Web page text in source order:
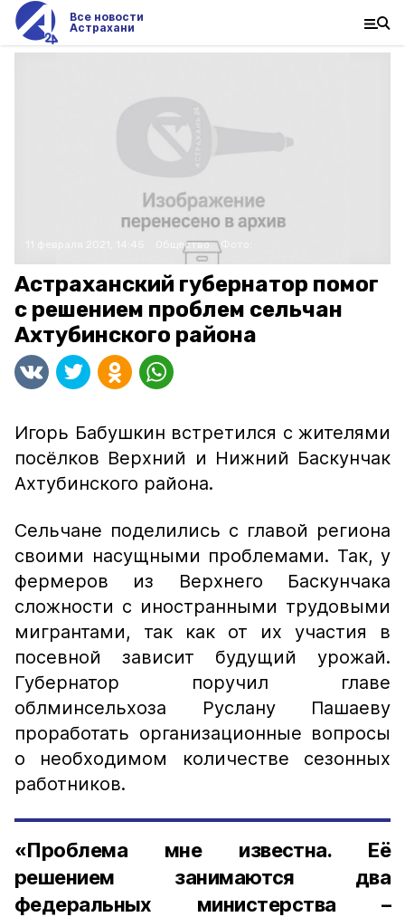
Все новости
Астрахани
Общество
Астраханский губернатор помог
с решением проблем сельчан
Ахтубинского района
Игорь Бабушкин встретился с жителями
посёлков Верхний и Нижний Баскунчак
Ахтубинского района.
Сельчане поделились с главой региона
своими насущными проблемами. Так, у
фермеров из Верхнего Баскунчака
сложности с иностранными трудовыми
мигрантами, так как от их участия в
посевной зависит будущий урожай.
Губернатор поручил главе
облминсельхоза Руслану Пашаеву
проработать организационные вопросы
о необходимом количестве сезонных
работников.
«Проблема мне известна. Её
решением занимаются два
федеральных министерства –